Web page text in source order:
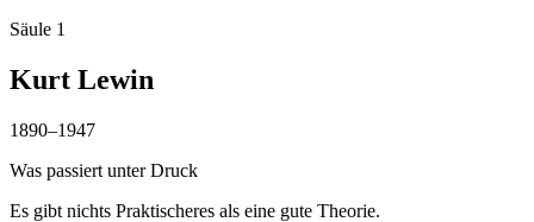
Säule 1
Kurt Lewin
1890–1947
Was passiert unter Druck
Es gibt nichts Praktischeres als eine gute Theorie.